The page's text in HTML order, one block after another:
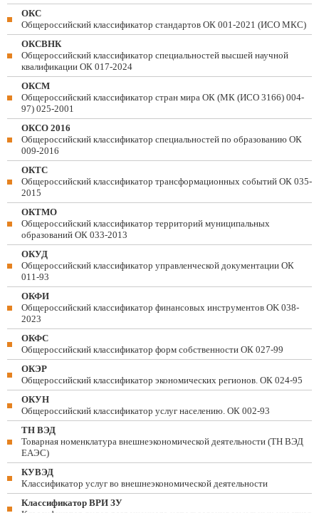
ОКС
Общероссийский классификатор стандартов ОК 001-2021 (ИСО МКС)
ОКСВНК
Общероссийский классификатор специальностей высшей научной
квалификации ОК 017-2024
ОКСМ
Общероссийский классификатор стран мира ОК (МК (ИСО 3166) 004-
97) 025-2001
ОКСО 2016
Общероссийский классификатор специальностей по образованию ОК
009-2016
ОКТС
Общероссийский классификатор трансформационных событий ОК 035-
2015
ОКТМО
Общероссийский классификатор территорий муниципальных
образований ОК 033-2013
ОКУД
Общероссийский классификатор управленческой документации ОК
011-93
ОКФИ
Общероссийский классификатор финансовых инструментов OK 038-
2023
ОКФС
Общероссийский классификатор форм собственности ОК 027-99
ОКЭР
Общероссийский классификатор экономических регионов. ОК 024-95
ОКУН
Общероссийский классификатор услуг населению. ОК 002-93
ТН ВЭД
Товарная номенклатура внешнеэкономической деятельности (ТН ВЭД
ЕАЭС)
КУВЭД
Классификатор услуг во внешнеэкономической деятельности
Классификатор ВРИ ЗУ